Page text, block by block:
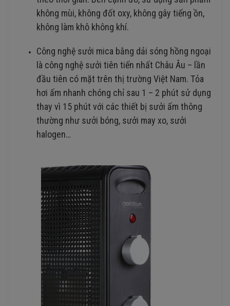
không mùi, không đốt oxy, không gây tiếng ồn,
không làm khô không khí.
Công nghệ sưởi mica bằng dải sóng hồng ngoại
là công nghệ sưởi tiên tiến nhất Châu Âu – lần
đầu tiên có mặt trên thị trường Việt Nam. Tỏa
hơi ấm nhanh chóng chỉ sau 1 – 2 phút sử dụng
thay vì 15 phút với các thiết bị sưởi ấm thông
thường như sưởi bóng, sưởi may xo, sưởi
halogen…